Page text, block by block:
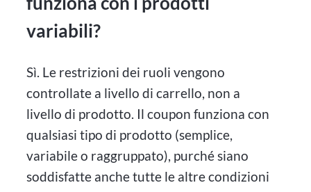
variabili?
Sì. Le restrizioni dei ruoli vengono
controllate a livello di carrello, non a
livello di prodotto. Il coupon funziona con
qualsiasi tipo di prodotto (semplice,
variabile o raggruppato), purché siano
soddisfatte anche tutte le altre condizioni